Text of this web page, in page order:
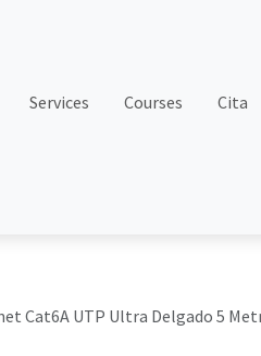
Services Courses Cita
Cat6A UTP Ultra Delgado 5